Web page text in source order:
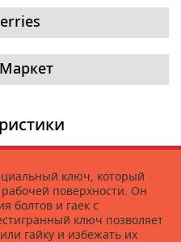
ключ, который
поверхности. Он
болтов и гаек с
ключ позволяет
гайку и избежать их